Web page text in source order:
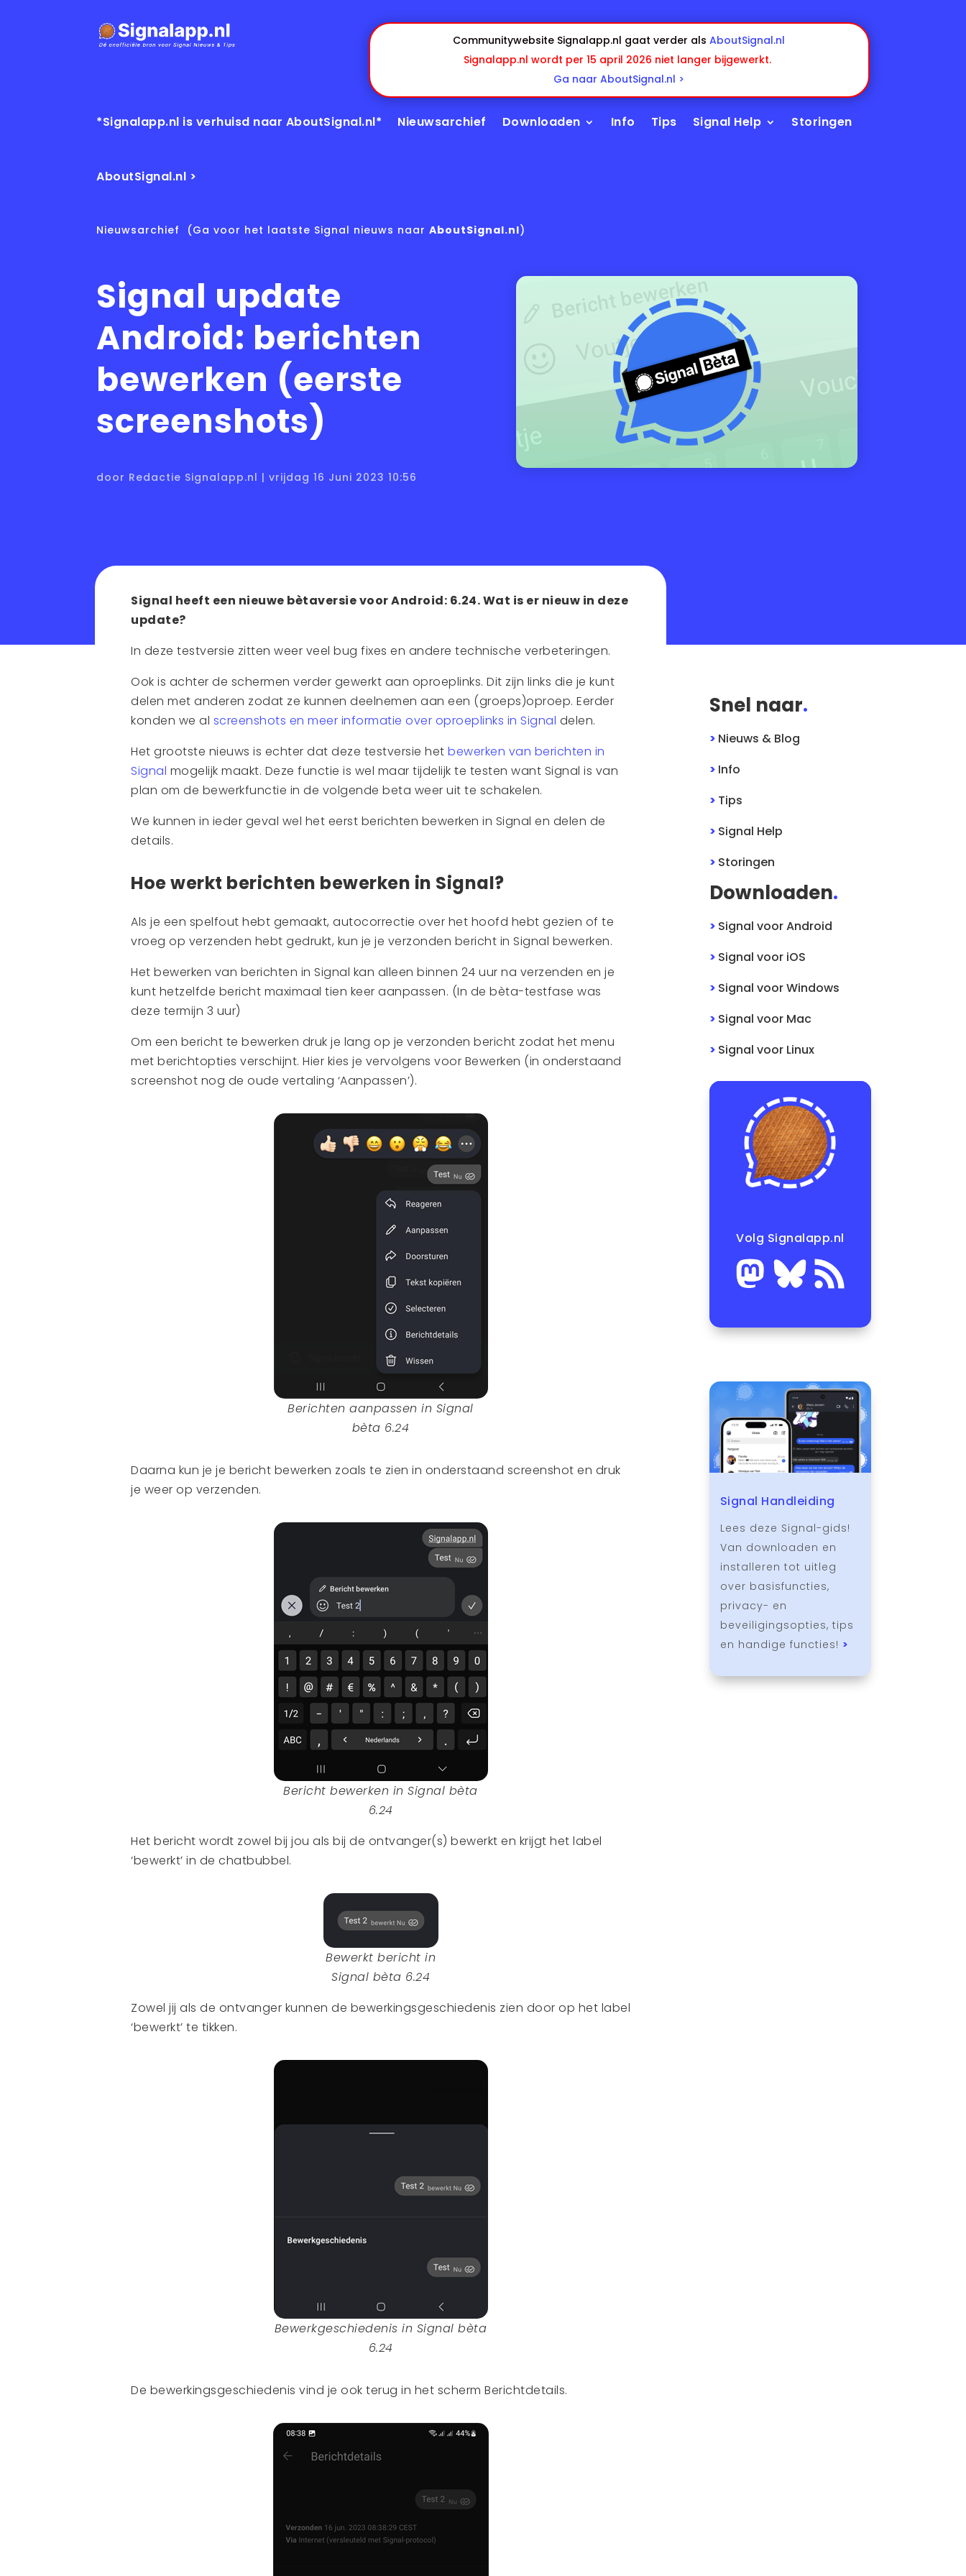
Communitywebsite Signalapp.nl gaat verder alsAboutSignal.nl
Signalapp.nl wordt per 15 april 2026 niet langer bijgewerkt.
Ga naar AboutSignal.nl >
*Signalapp.nl is verhuisd naar AboutSignal.nl* Nieuwsarchief Downloaden Info Tips Signal Help Storingen
AboutSignal.nl >
Nieuwsarchief (Ga voor het laatste Signal nieuws naarAboutSignal.nl)
Signal update
Android: berichten
bewerken (eerste
screenshots)
door Redactie Signalapp.nl | vrijdag 16 Juni 2023 10:56
Signal heeft een nieuwe bètaversie voor Android: 6.24. Wat is er nieuw in deze
update?
In deze testversie zitten weer veel bug fixes en andere technische verbeteringen.
Ook is achter de schermen verder gewerkt aan oproeplinks. Dit zijn links die je kunt
delen met anderen zodat ze kunnen deelnemen aan een (groeps)oproep. Eerder
konden we al screenshots en meer informatie over oproeplinks in Signal delen.
Het grootste nieuws is echter dat deze testversie het bewerken van berichten in
Signal mogelijk maakt. Deze functie is wel maar tijdelijk te testen want Signal is van
plan om de bewerkfunctie in de volgende beta weer uit te schakelen.
We kunnen in ieder geval wel het eerst berichten bewerken in Signal en delen de
details.
Hoe werkt berichten bewerken in Signal?
Als je een spelfout hebt gemaakt, autocorrectie over het hoofd hebt gezien of te
vroeg op verzenden hebt gedrukt, kun je je verzonden bericht in Signal bewerken.
Het bewerken van berichten in Signal kan alleen binnen 24 uur na verzenden en je
kunt hetzelfde bericht maximaal tien keer aanpassen. (In de bèta-testfase was
deze termijn 3 uur)
Om een bericht te bewerken druk je lang op je verzonden bericht zodat het menu
met berichtopties verschijnt. Hier kies je vervolgens voor Bewerken (in onderstaand
screenshot nog de oude vertaling ‘Aanpassen’).
Berichten aanpassen in Signal
bèta 6.24
Daarna kun je je bericht bewerken zoals te zien in onderstaand screenshot en druk
je weer op verzenden.
Bericht bewerken in Signal bèta
6.24
Het bericht wordt zowel bij jou als bij de ontvanger(s) bewerkt en krijgt het label
‘bewerkt’ in de chatbubbel.
Bewerkt bericht in
Signal bèta 6.24
Zowel jij als de ontvanger kunnen de bewerkingsgeschiedenis zien door op het label
‘bewerkt’ te tikken.
Bewerkgeschiedenis in Signal bèta
6.24
De bewerkingsgeschiedenis vind je ook terug in het scherm Berichtdetails.
Snel naar.
> Nieuws & Blog
> Info
> Tips
> Signal Help
> Storingen
Downloaden.
> Signal voorAndroid
> Signal voor iOS
> Signal voorWindows
> Signal voor Mac
> Signal voor Linux
Volg Signalapp.nl
Signal Handleiding
Lees deze Signal-gids!
Van downloaden en
installeren tot uitleg
over basisfuncties,
privacy- en
beveiligingsopties, tips
en handige functies! >